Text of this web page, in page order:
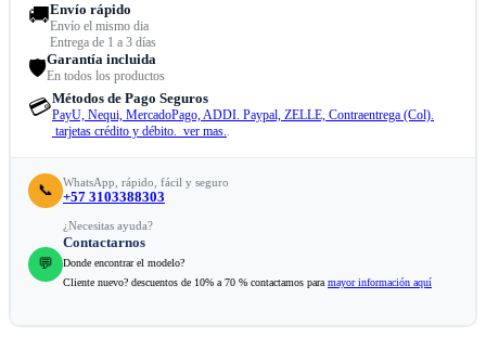
🚚Envío rápido
Envío el mismo dia
Entrega de 1 a 3 días
🛡️Garantía incluida
En todos los productos
💳Métodos de Pago Seguros
PayU, Nequi, MercadoPago, ADDI. Paypal, ZELLE, Contraentrega (Col).
tarjetas crédito y débito. ver mas..
📞 WhatsApp, rápido, fácil y seguro
+57 3103388303
💬
¿Necesitas ayuda?
Contactarnos
Donde encontrar el modelo?
Cliente nuevo? descuentos de 10% a 70 % contactamos para mayor información aquí